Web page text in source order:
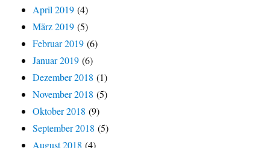
April 2019 (4)
März 2019 (5)
Februar 2019 (6)
Januar 2019 (6)
Dezember 2018 (1)
November 2018 (5)
Oktober 2018 (9)
September 2018 (5)
August 2018 (4)